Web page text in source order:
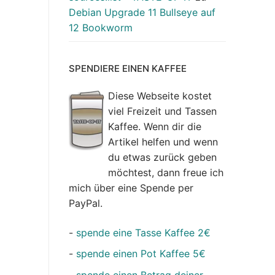
Debian Upgrade 11 Bullseye auf
12 Bookworm
SPENDIERE EINEN KAFFEE
Diese Webseite kostet
viel Freizeit und Tassen
Kaffee. Wenn dir die
Artikel helfen und wenn
du etwas zurück geben
möchtest, dann freue ich
mich über eine Spende per
PayPal.
- spende eine Tasse Kaffee 2€
- spende einen Pot Kaffee 5€